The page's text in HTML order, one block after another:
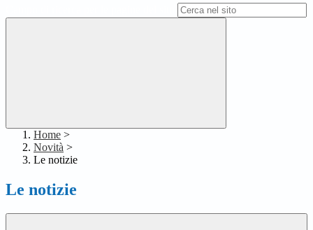
Home >
Novità >
Le notizie
Le notizie